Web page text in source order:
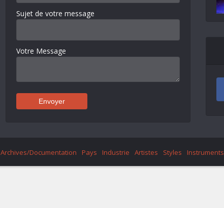
Sujet de votre message
Votre Message
Archives/Documentation Pays Industrie Artistes Styles Instruments